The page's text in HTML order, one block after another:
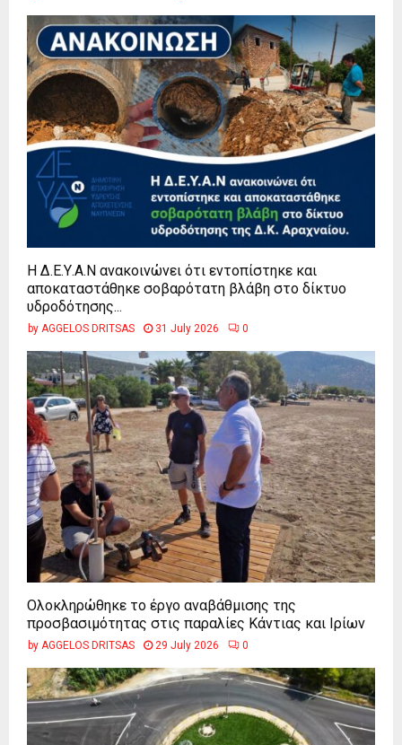
Η Δ.Ε.Υ.Α.Ν ανακοινώνει ότι εντοπίστηκε και
αποκαταστάθηκε σοβαρότατη βλάβη στο δίκτυο
υδροδότησης...
by AGGELOS DRITSAS 31 July 2026 0
Ολοκληρώθηκε το έργο αναβάθμισης της
προσβασιμότητας στις παραλίες Κάντιας και Ιρίων
by AGGELOS DRITSAS 29 July 2026 0